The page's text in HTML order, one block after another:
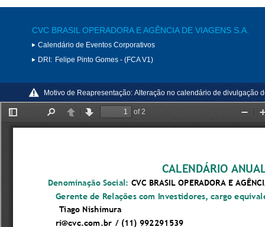
CVC BRASIL OPERADORA E AGÊNCIA DE VIAGENS S.A.
Calendário de Eventos Corporativos
DRI: Felipe Pinto Gomes - (FCA V1)
Motivo de Reapresentação: Alteração no calendário de divulgação